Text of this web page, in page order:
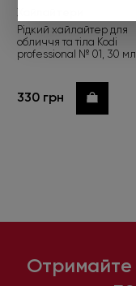
Хайлайтери
Рідкий хайлайтер для
обличчя та тіла Kodi
professional № 01, 30 мл
330 грн Купити